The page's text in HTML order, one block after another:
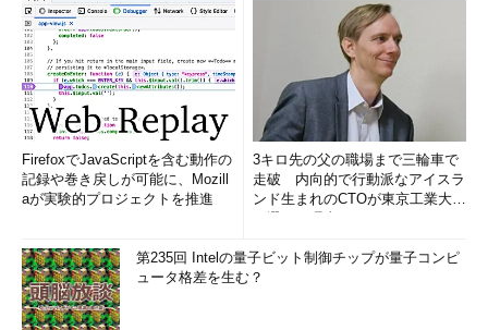
FirefoxでJavaScriptを含む動作の
記録や巻き戻しが可能に、Mozill
aが実験的プロジェクトを推進
3キロ先の父の職場まで三輪車で
走破 内向的で行動派なアイスラ
ンド生まれのCTOが東京工業大学
第235回 Intelの量子ビット制御チップが量子コンピ
ュータ格差を生む？